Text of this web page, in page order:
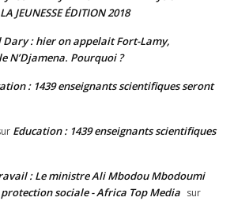
JEUNESSE ÉDITION 2018
Dary : hier on appelait Fort-Lamy,
N’Djamena. Pourquoi ?
: 1439 enseignants scientifiques seront
Education : 1439 enseignants scientifiques
: Le ministre Ali Mbodou Mbodoumi
sociale - Africa Top Media sur